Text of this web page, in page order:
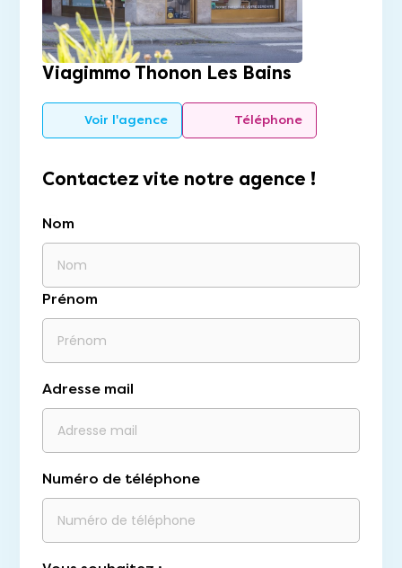
Viagimmo Thonon Les Bains
Voir l'agence Téléphone
Contactez vite notre agence !
Nom
Prénom
Adresse mail
Numéro de téléphone